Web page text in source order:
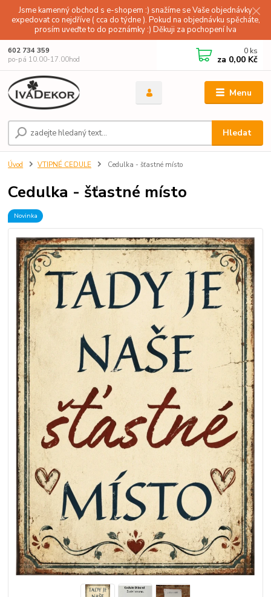
Jsme kamenný obchod s e-shopem :) snažíme se Vaše objednávky
expedovat co nejdříve ( cca do týdne ). Pokud na objednávku spěcháte,
prosím uveďte to do poznámky :) Děkuji za pochopení Iva
Menu
Hledat
602 734 359
po-pá 10.00-17.00hod
0 ks
za 0,00 Kč
Úvod VTIPNÉ CEDULE Cedulka - šťastné místo
Cedulka - šťastné místo
Novinka